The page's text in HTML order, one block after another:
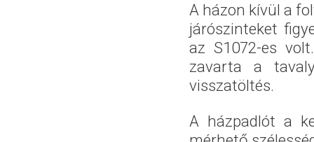
A házon kívül a
járószinteket
az S1072-es
zavarta a
visszatöltés.
A házpadlót a